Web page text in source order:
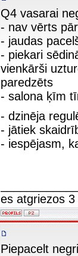
Q4 vasarai
- nav vērts
- jaudas
- piekari
vienkārši
paredzēts
- salona ķīm
- dzinēja
- jātiek
- iespējasm,
es atgriezos 3
Piepacelt